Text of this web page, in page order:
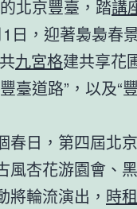
北京豐臺，踏講
日，迎著裊裊春
九宮格建共享花
臺道路”，以及“
春日，第四屆北
風杏花游園會、
將輪流演出， 時租